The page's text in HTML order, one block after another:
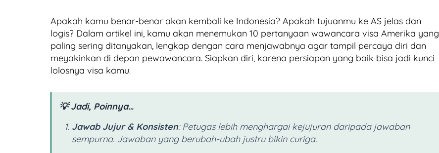
Apakah kamu benar-benar akan kembali ke Indonesia? Apakah tujuanmu ke AS jelas dan
logis? Dalam artikel ini, kamu akan menemukan 10 pertanyaan wawancara visa Amerika yang
paling sering ditanyakan, lengkap dengan cara menjawabnya agar tampil percaya diri dan
meyakinkan di depan pewawancara. Siapkan diri, karena persiapan yang baik bisa jadi kunci
lolosnya visa kamu.
💡 Jadi, Poinnya…
Jawab Jujur & Konsisten: Petugas lebih menghargai kejujuran daripada jawaban
sempurna. Jawaban yang berubah-ubah justru bikin curiga.